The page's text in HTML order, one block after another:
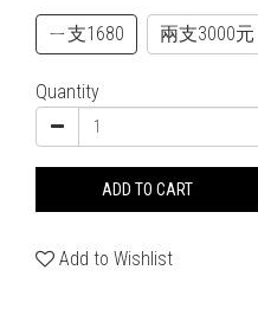
ㄧ支1680 兩支3000元
Quantity
ADD TO CART
Add to Wishlist